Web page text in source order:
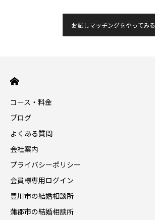
お試しマッチングをやってみる
コース・料金
ブログ
よくある質問
会社案内
プライバシーポリシー
会員様専用ログイン
豊川市の結婚相談所
蒲郡市の結婚相談所